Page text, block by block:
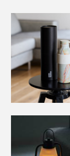
もちろん普通
パッケージを
て、心がキュン